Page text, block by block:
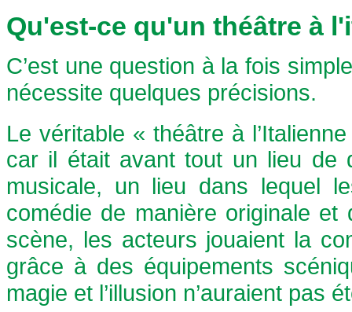
Qu'est-ce qu'un théâtre à
C’est une question à la fois
nécessite quelques précisions.
Le véritable « théâtre à
car il était avant tout un lieu de
musicale, un lieu dans lequel
comédie de manière originale
scène, les acteurs jouaient la
grâce à des équipements
magie et l’illusion n’auraient pas